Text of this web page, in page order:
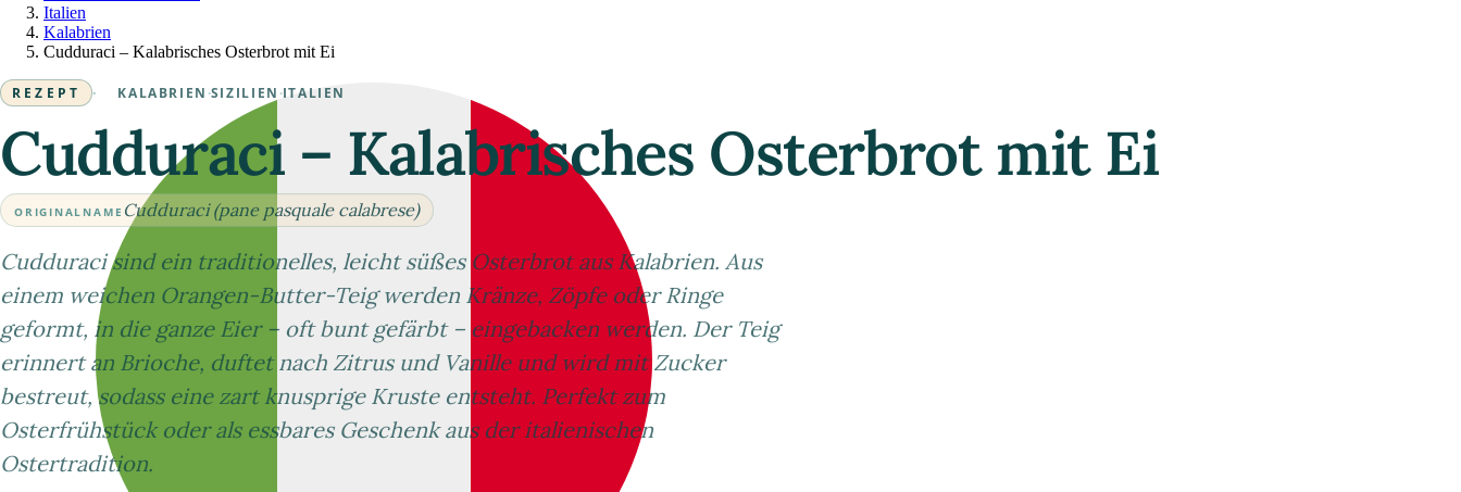
Italien
Kalabrien
Cudduraci – Kalabrisches Osterbrot mit Ei
REZEPT · KALABRIEN ·SIZILIEN ·ITALIEN
Cudduraci – Kalabrisches Osterbrot mit Ei
ORIGINALNAME Cudduraci (pane pasquale calabrese)
Cudduraci sind ein traditionelles, leicht süßes Osterbrot aus Kalabrien. Aus
einem weichen Orangen-Butter-Teig werden Kränze, Zöpfe oder Ringe
geformt, in die ganze Eier – oft bunt gefärbt – eingebacken werden. Der Teig
erinnert an Brioche, duftet nach Zitrus und Vanille und wird mit Zucker
bestreut, sodass eine zart knusprige Kruste entsteht. Perfekt zum
Osterfrühstück oder als essbares Geschenk aus der italienischen
Ostertradition.